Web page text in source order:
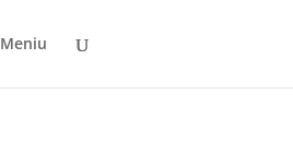
Meniu